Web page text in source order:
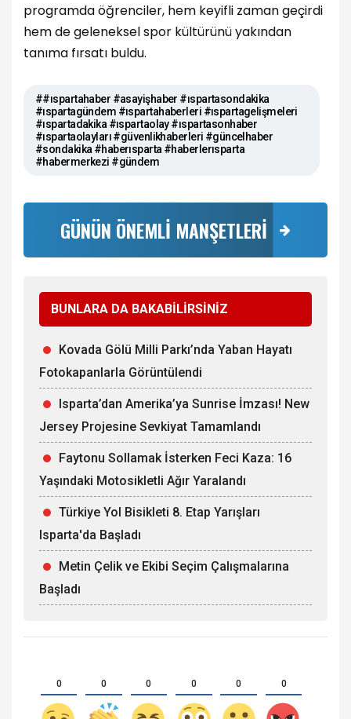
programda öğrenciler, hem keyifli zaman geçirdi
hem de geleneksel spor kültürünü yakından
tanıma fırsatı buldu.
##ıspartahaber #asayişhaber #ıspartasondakika
#ıspartagündem #ıspartahaberleri #ıspartagelişmeleri
#ıspartadakika #ıspartaolay #ıspartasonhaber
#ıspartaolayları #güvenlikhaberleri #güncelhaber
#sondakika #haberısparta #haberlerısparta
#habermerkezi #gündem
GÜNÜN ÖNEMLİ MANŞETLERİ
BUNLARA DA BAKABİLİRSİNİZ
Kovada Gölü Milli Parkı’nda Yaban Hayatı
Fotokapanlarla Görüntülendi
Isparta’dan Amerika’ya Sunrise İmzası! New
Jersey Projesine Sevkiyat Tamamlandı
Faytonu Sollamak İsterken Feci Kaza: 16
Yaşındaki Motosikletli Ağır Yaralandı
Türkiye Yol Bisikleti 8. Etap Yarışları
Isparta'da Başladı
Metin Çelik ve Ekibi Seçim Çalışmalarına
Başladı
0 0 0 0 0 0